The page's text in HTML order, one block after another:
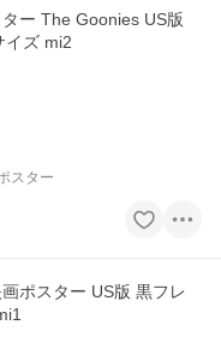
イズ mi2
スター
ポスター US版 黒フレ